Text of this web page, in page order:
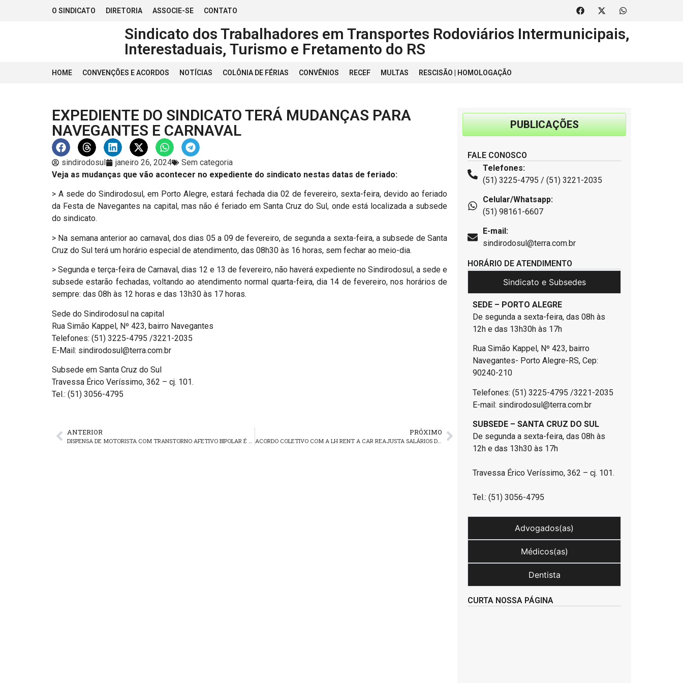
O SINDICATO DIRETORIA ASSOCIE-SE CONTATO
Sindicato dos Trabalhadores em Transportes Rodoviários Intermunicipais,
Interestaduais, Turismo e Fretamento do RS
HOME CONVENÇÕES E ACORDOS NOTÍCIAS COLÔNIA DE FÉRIAS CONVÊNIOS RECEF MULTAS RESCISÃO | HOMOLOGAÇÃO
EXPEDIENTE DO SINDICATO TERÁ MUDANÇAS PARA
NAVEGANTES E CARNAVAL
sindirodosul janeiro 26, 2024
Sem categoria
Veja as mudanças que vão acontecer no expediente do sindicato nestas datas de feriado:
> A sede do Sindirodosul, em Porto Alegre, estará fechada dia 02 de fevereiro, sexta-feira, devido ao feriado
da Festa de Navegantes na capital, mas não é feriado em Santa Cruz do Sul, onde está localizada a subsede
do sindicato.
> Na semana anterior ao carnaval, dos dias 05 a 09 de fevereiro, de segunda a sexta-feira, a subsede de Santa
Cruz do Sul terá um horário especial de atendimento, das 08h30 às 16 horas, sem fechar ao meio-dia.
> Segunda e terça-feira de Carnaval, dias 12 e 13 de fevereiro, não haverá expediente no Sindirodosul, a sede e
subsede estarão fechadas, voltando ao atendimento normal quarta-feira, dia 14 de fevereiro, nos horários de
sempre: das 08h às 12 horas e das 13h30 às 17 horas.
Sede do Sindirodosul na capital
Rua Simão Kappel, Nº 423, bairro Navegantes
Telefones: (51) 3225-4795 /3221-2035
E-Mail: sindirodosul@terra.com.br
Subsede em Santa Cruz do Sul
Travessa Érico Veríssimo, 362 – cj. 101.
Tel.: (51) 3056-4795
ANTERIOR PRÓXIMO
ACORDO COLETIVO COM A LH RENT A CAR REAJUSTA SALÁRIOS DOS MOTORISTAS
PUBLICAÇÕES
FALE CONOSCO
Telefones:
(51) 3225-4795 / (51) 3221-2035
Celular/Whatsapp:
(51) 98161-6607
E-mail:
sindirodosul@terra.com.br
HORÁRIO DE ATENDIMENTO
Sindicato e Subsedes
SEDE – PORTO ALEGRE
De segunda a sexta-feira, das 08h às
12h e das 13h30h às 17h
Rua Simão Kappel, Nº 423, bairro
Navegantes- Porto Alegre-RS, Cep:
90240-210
Telefones: (51) 3225-4795 /3221-2035
E-mail: sindirodosul@terra.com.br
SUBSEDE – SANTA CRUZ DO SUL
De segunda a sexta-feira, das 08h às
12h e das 13h30 às 17h
Travessa Érico Veríssimo, 362 – cj. 101.
Tel.: (51) 3056-4795
Advogados(as)
Médicos(as)
Dentista
CURTA NOSSA PÁGINA